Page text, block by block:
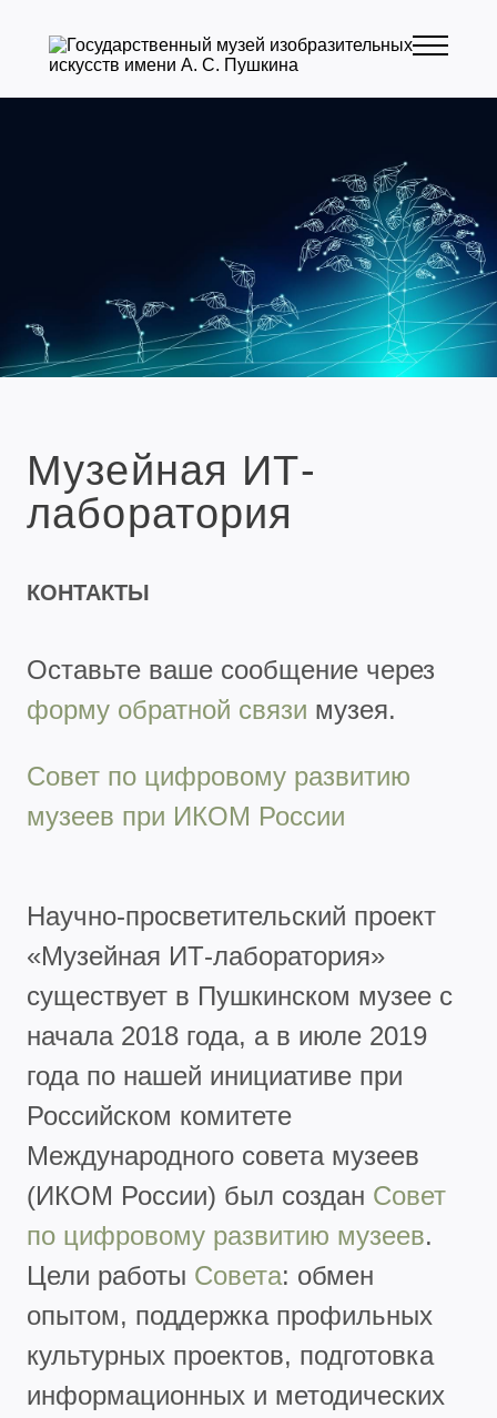
Музейная ИТ-
лаборатория
КОНТАКТЫ
Оставьте ваше сообщение через
форму обратной связи музея.
Совет по цифровому развитию
музеев при ИКОМ России
Научно-просветительский проект
«Музейная ИТ-лаборатория»
существует в Пушкинском музее с
начала 2018 года, а в июле 2019
года по нашей инициативе при
Российском комитете
Международного совета музеев
(ИКОМ России) был создан Cовет
по цифровому развитию музеев.
Цели работы Совета: обмен
опытом, поддержка профильных
культурных проектов, подготовка
информационных и методических